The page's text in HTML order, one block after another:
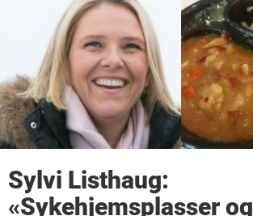
Sylvi Listhaug:
«Sykehjemsplasser og